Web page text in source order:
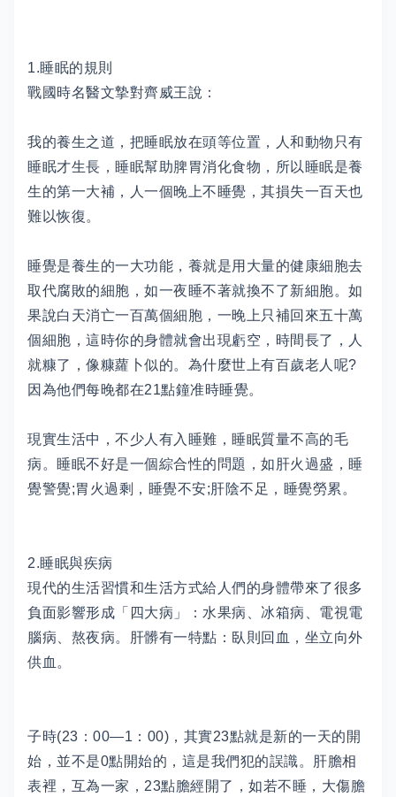
1.睡眠的規則
戰國時名醫文摯對齊威王說：
我的養生之道，把睡眠放在頭等位置，人和動物只有
睡眠才生長，睡眠幫助脾胃消化食物，所以睡眠是養
生的第一大補，人一個晚上不睡覺，其損失一百天也
難以恢復。
睡覺是養生的一大功能，養就是用大量的健康細胞去
取代腐敗的細胞，如一夜睡不著就換不了新細胞。如
果說白天消亡一百萬個細胞，一晚上只補回來五十萬
個細胞，這時你的身體就會出現虧空，時間長了，人
就糠了，像糠蘿卜似的。為什麼世上有百歲老人呢?
因為他們每晚都在21點鐘准時睡覺。
現實生活中，不少人有入睡難，睡眠質量不高的毛
病。睡眠不好是一個綜合性的問題，如肝火過盛，睡
覺警覺;胃火過剩，睡覺不安;肝陰不足，睡覺勞累。
2.睡眠與疾病
現代的生活習慣和生活方式給人們的身體帶來了很多
負面影響形成「四大病」：水果病、冰箱病、電視電
腦病、熬夜病。肝髒有一特點：臥則回血，坐立向外
供血。
子時(23：00—1：00)，其實23點就是新的一天的開
始，並不是0點開始的，這是我們犯的誤識。肝膽相
表裡，互為一家，23點膽經開了，如若不睡，大傷膽